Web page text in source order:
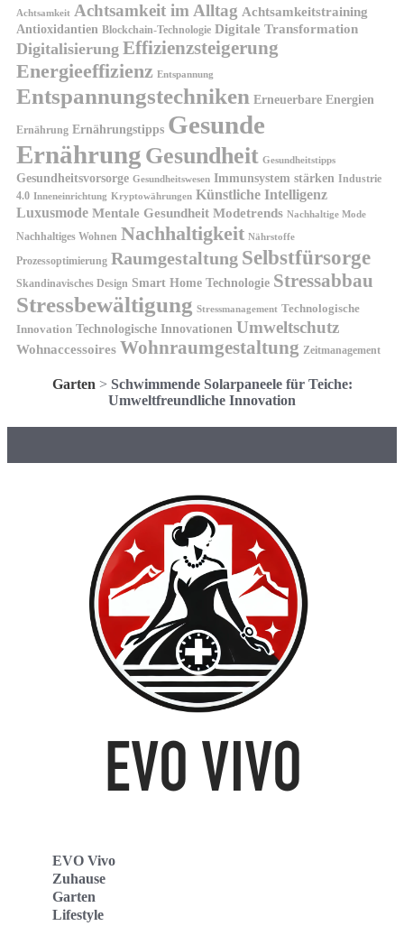
Achtsamkeit Achtsamkeit im Alltag Achtsamkeitstraining
Antioxidantien Blockchain-Technologie Digitale Transformation
Digitalisierung Effizienzsteigerung
Energieeffizienz Entspannung
Entspannungstechniken Erneuerbare Energien
Ernährung Ernährungstipps Gesunde
Ernährung Gesundheit Gesundheitstipps
Gesundheitsvorsorge Gesundheitswesen Immunsystem stärken Industrie
4.0 Inneneinrichtung Kryptowährungen Künstliche Intelligenz
Luxusmode Mentale Gesundheit Modetrends Nachhaltige Mode
Nachhaltiges Wohnen Nachhaltigkeit Nährstoffe
Prozessoptimierung Raumgestaltung Selbstfürsorge
Skandinavisches Design Smart Home Technologie Stressabbau
Stressbewältigung Stressmanagement Technologische
Innovation Technologische Innovationen Umweltschutz
Wohnaccessoires Wohnraumgestaltung Zeitmanagement
Garten > Schwimmende Solarpaneele für Teiche:
Umweltfreundliche Innovation
EVO Vivo
Zuhause
Garten
Lifestyle